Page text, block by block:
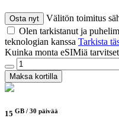
Osta nyt
Välitön toimitus
Olen tarkistanut ja
teknologian kanssa Tarkista
Kuinka monta eSIMiä
Maksa kortilla
15 GB / 30 päivää